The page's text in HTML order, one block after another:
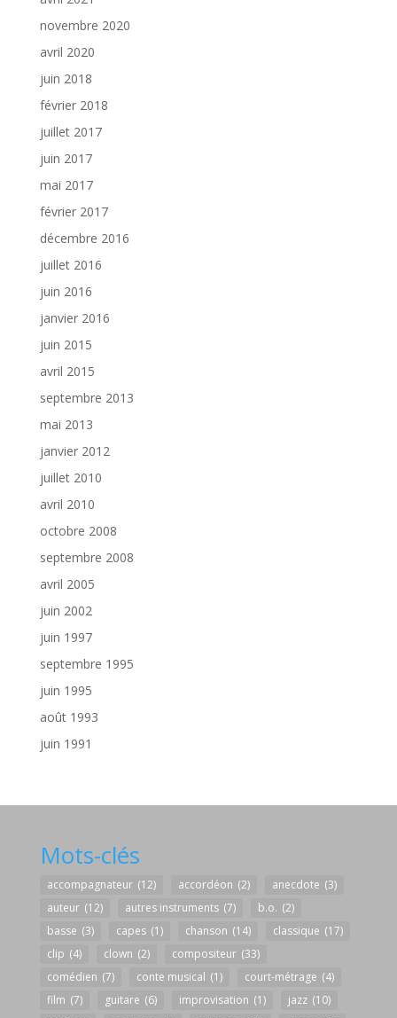
novembre 2020
avril 2020
juin 2018
février 2018
juillet 2017
juin 2017
mai 2017
février 2017
décembre 2016
juillet 2016
juin 2016
janvier 2016
juin 2015
avril 2015
septembre 2013
mai 2013
janvier 2012
juillet 2010
avril 2010
octobre 2008
septembre 2008
avril 2005
juin 2002
juin 1997
septembre 1995
juin 1995
août 1993
juin 1991
Mots-clés
accompagnateur (12) accordéon (2) anecdote (3)
auteur (12) autres instruments (7) b.o. (2)
basse (3) capes (1) chanson (14) classique (17)
clip (4) clown (2) compositeur (33)
comédien (7) conte musical (1) court-métrage (4)
film (7) guitare (6) improvisation (1) jazz (10)